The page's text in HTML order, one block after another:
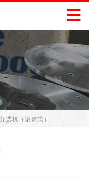
选机（滚筒式）